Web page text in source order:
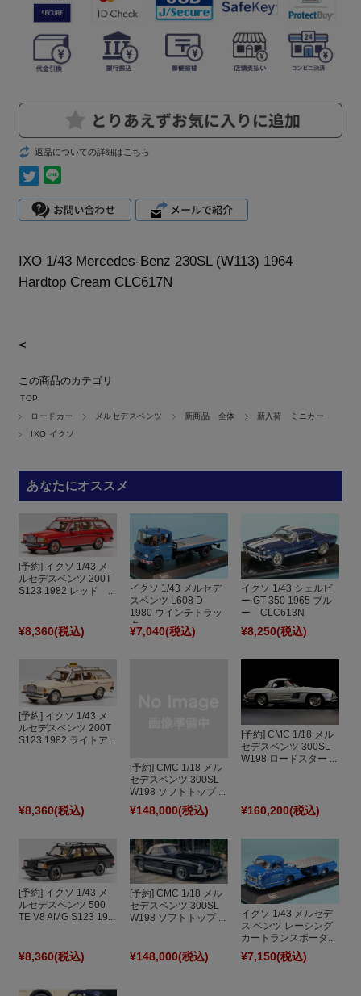
返品についての詳細はこちら
IXO 1/43 Mercedes-Benz 230SL (W113) 1964
Hardtop Cream CLC617N
<
この商品のカテゴリ
TOP
ロードカー
メルセデスベンツ 新商品 全体
新入荷 ミニカー
IXO イクソ
あなたにオススメ
[予約] イクソ 1/43 メ
ルセデスベンツ 200T
S123 1982 レッド ...
¥8,360(税込)
イクソ 1/43 メルセデ
スベンツ L608 D
1980 ウインチトラッ
ク ...
¥7,040(税込)
イクソ 1/43 シェルビ
ー GT 350 1965 ブル
ー CLC613N
¥8,250(税込)
[予約] イクソ 1/43 メ
ルセデスベンツ 200T
S123 1982 ライトア...
¥8,360(税込)
[予約] CMC 1/18 メル
セデスベンツ 300SL
W198 ソフトトップ ...
¥148,000(税込)
[予約] CMC 1/18 メル
セデスベンツ 300SL
W198 ロードスター ...
¥160,200(税込)
[予約] イクソ 1/43 メ
ルセデスベンツ 500
TE V8 AMG S123 19...
¥8,360(税込)
[予約] CMC 1/18 メル
セデスベンツ 300SL
W198 ソフトトップ ...
¥148,000(税込)
イクソ 1/43 メルセデ
ス ベンツ レーシング
カートランスポータ...
¥7,150(税込)